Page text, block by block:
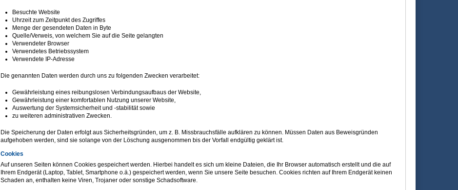
Besuchte Website
Uhrzeit zum Zeitpunkt des Zugriffes
Menge der gesendeten Daten in Byte
Quelle/Verweis, von welchem Sie auf die Seite gelangten
Verwendeter Browser
Verwendetes Betriebssystem
Verwendete IP-Adresse
Die genannten Daten werden durch uns zu folgenden Zwecken verarbeitet:
Gewährleistung eines reibungslosen Verbindungsaufbaus der Website,
Gewährleistung einer komfortablen Nutzung unserer Website,
Auswertung der Systemsicherheit und -stabilität sowie
zu weiteren administrativen Zwecken.
Die Speicherung der Daten erfolgt aus Sicherheitsgründen, um z. B. Missbrauchsfälle aufklären zu können. Müssen Daten aus Beweisgründen
aufgehoben werden, sind sie solange von der Löschung ausgenommen bis der Vorfall endgültig geklärt ist.
Cookies
Auf unseren Seiten können Cookies gespeichert werden. Hierbei handelt es sich um kleine Dateien, die Ihr Browser automatisch erstellt und die auf
Ihrem Endgerät (Laptop, Tablet, Smartphone o.ä.) gespeichert werden, wenn Sie unsere Seite besuchen. Cookies richten auf Ihrem Endgerät keinen
Schaden an, enthalten keine Viren, Trojaner oder sonstige Schadsoftware.